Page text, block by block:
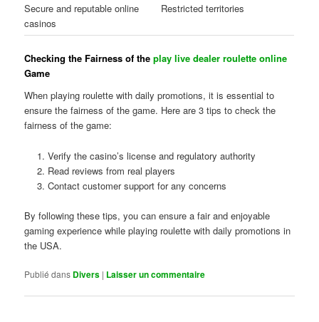
Secure and reputable online
casinos
Restricted territories
Checking the Fairness of theplay live dealer roulette online
Game
When playing roulette with daily promotions, it is essential to
ensure the fairness of the game. Here are 3 tips to check the
fairness of the game:
Verify the casino’s license and regulatory authority
Read reviews from real players
Contact customer support for any concerns
By following these tips, you can ensure a fair and enjoyable
gaming experience while playing roulette with daily promotions in
the USA.
Publié dans Divers | Laisser un commentaire